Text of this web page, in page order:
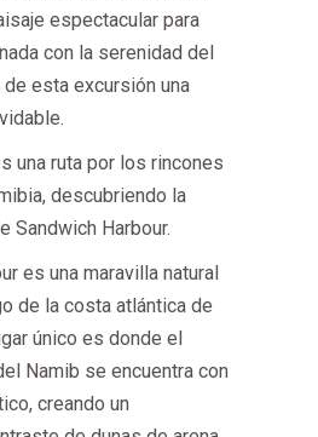
espectacular para
con la serenidad del
de esta excursión una
una ruta por los rincones
descubriendo la
Sandwich Harbour.
es una maravilla natural
de la costa atlántica de
único es donde el
Namib se encuentra con
creando un